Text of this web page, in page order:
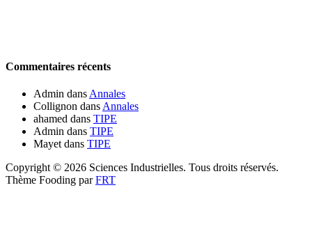
Commentaires récents
Admin dans Annales
Collignon dans Annales
ahamed dans TIPE
Admin dans TIPE
Mayet dans TIPE
Copyright © 2026 Sciences Industrielles. Tous droits réservés.
Thème Fooding parFRT